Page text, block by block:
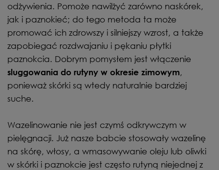
odżywienia. Pomoże nawilżyć zarówno naskórek,
jak i paznokieć; do tego metoda ta może
promować ich zdrowszy i silniejszy wzrost, a także
zapobiegać rozdwajaniu i pękaniu płytki
paznokcia. Dobrym pomysłem jest włączenie
sluggowania do rutyny w okresie zimowym,
ponieważ skórki są wtedy naturalnie bardziej
suche.
Wazelinowanie nie jest czymś odkrywczym w
pielęgnacji. Już nasze babcie stosowały wazelinę
na skórę, włosy, a wmasowywanie oleju lub oliwki
w skórki i paznokcie jest często rutyną niejednej z